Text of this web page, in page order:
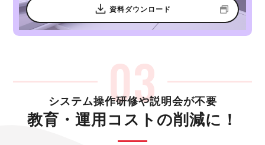
資料ダウンロード
システム操作研修や説明会が不要
教育・運用コストの削減に！